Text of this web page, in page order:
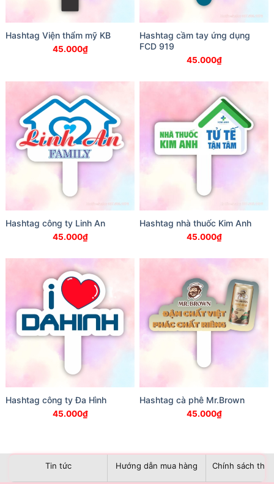
Hashtag Viện thẩm mỹ KB
45.000₫
Hashtag cầm tay ứng dụng
FCD 919
45.000₫
Hashtag công ty Linh An
45.000₫
Hashtag nhà thuốc Kim Anh
45.000₫
Hashtag công ty Đa Hình
45.000₫
Hashtag cà phê Mr.Brown
45.000₫
Tin tức Hướng dẫn mua hàng Chính sách